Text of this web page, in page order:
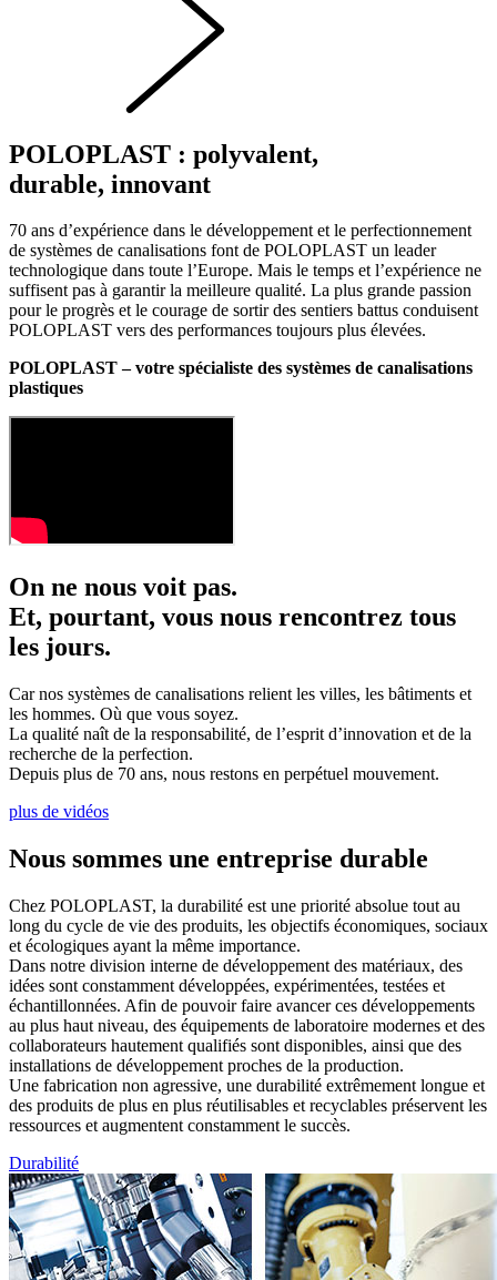
POLOPLAST : polyvalent,
durable, innovant
70 ans d’expérience dans le développement et le perfectionnement
de systèmes de canalisations font de POLOPLAST un leader
technologique dans toute l’Europe. Mais le temps et l’expérience ne
suffisent pas à garantir la meilleure qualité. La plus grande passion
pour le progrès et le courage de sortir des sentiers battus conduisent
POLOPLAST vers des performances toujours plus élevées.
POLOPLAST – votre spécialiste des systèmes de canalisations
plastiques
On ne nous voit pas.
Et, pourtant, vous nous rencontrez tous
les jours.
Car nos systèmes de canalisations relient les villes, les bâtiments et
les hommes. Où que vous soyez.
La qualité naît de la responsabilité, de l’esprit d’innovation et de la
recherche de la perfection.
Depuis plus de 70 ans, nous restons en perpétuel mouvement.
plus de vidéos
Nous sommes une entreprise durable
Chez POLOPLAST, la durabilité est une priorité absolue tout au
long du cycle de vie des produits, les objectifs économiques, sociaux
et écologiques ayant la même importance.
Dans notre division interne de développement des matériaux, des
idées sont constamment développées, expérimentées, testées et
échantillonnées. Afin de pouvoir faire avancer ces développements
au plus haut niveau, des équipements de laboratoire modernes et des
collaborateurs hautement qualifiés sont disponibles, ainsi que des
installations de développement proches de la production.
Une fabrication non agressive, une durabilité extrêmement longue et
des produits de plus en plus réutilisables et recyclables préservent les
ressources et augmentent constamment le succès.
Durabilité